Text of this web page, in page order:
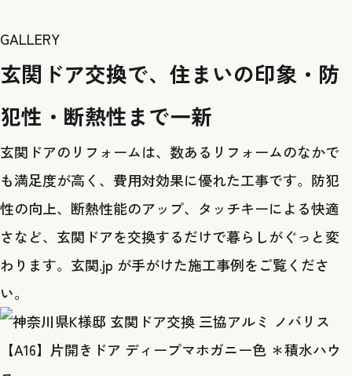
GALLERY
玄関ドア交換で、住まいの印象・防
犯性・断熱性まで一新
玄関ドアのリフォームは、数あるリフォームのなかで
も満足度が高く、費用対効果に優れた工事です。防犯
性の向上、断熱性能のアップ、タッチキーによる快適
さなど、玄関ドアを交換するだけで暮らしがぐっと変
わります。玄関.jp が手がけた施工事例をご覧くださ
い。